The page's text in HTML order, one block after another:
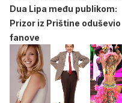
Dua Lipa među publikom:
Prizor iz Prištine oduševio
fanove